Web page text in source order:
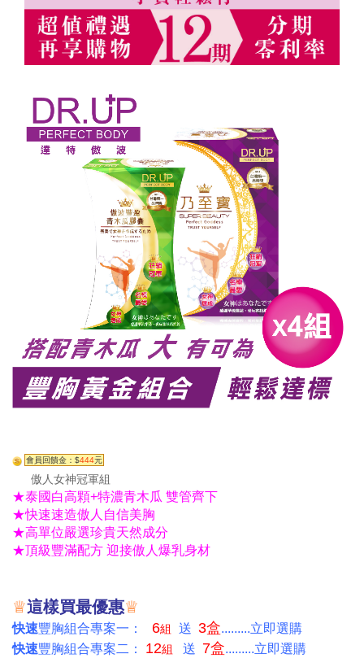
會員回饋金：$444元
傲人女神冠軍組
★泰國白高顆+特濃青木瓜 雙管齊下
★快速速造傲人自信美胸
★高單位嚴選珍貴天然成分
★頂級豐滿配方 迎接傲人爆乳身材
♕這樣買最優惠♕
快速豐胸組合專案一： 6組 送 3盒.........立即選購
快速豐胸組合專案二： 12組 送 7盒.........立即選購